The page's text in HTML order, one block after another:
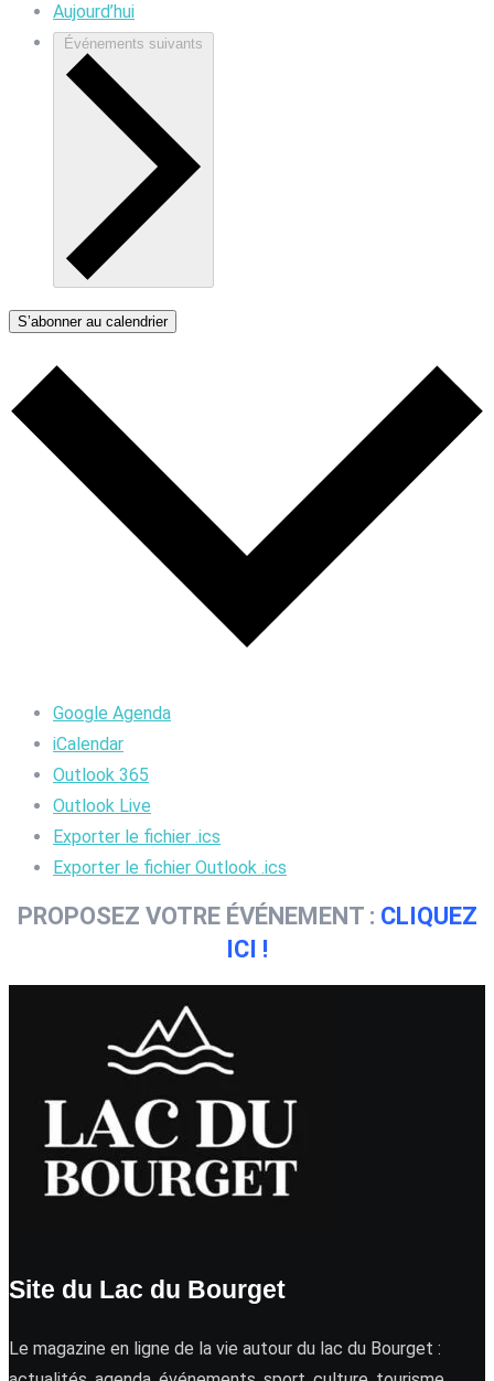
Aujourd’hui
Événements suivants
S’abonner au calendrier
Google Agenda
iCalendar
Outlook 365
Outlook Live
Exporter le fichier .ics
Exporter le fichier Outlook .ics
PROPOSEZ VOTRE ÉVÉNEMENT : CLIQUEZ
ICI !
Site du Lac du Bourget
Le magazine en ligne de la vie autour du lac du Bourget :